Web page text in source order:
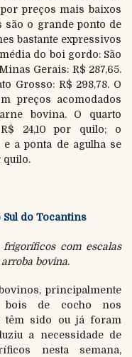
preços mais baixos
são o grande ponto de
bastante expressivos
do boi gordo: São
Gerais: R$ 287,65.
Grosso: R$ 298,78. O
preços acomodados
bovina. O quarto
24,10 por quilo; o
a ponta de agulha se
quilo.
Sul do Tocantins
com escalas
bovina.
principalmente
bois de cocho nos
têm sido ou já foram
a necessidade de
nesta semana,